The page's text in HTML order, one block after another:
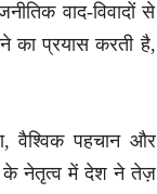
वाद-विवादों से
का प्रयास करती है,
वैश्विक पहचान और
के नेतृत्व में देश ने तेज़